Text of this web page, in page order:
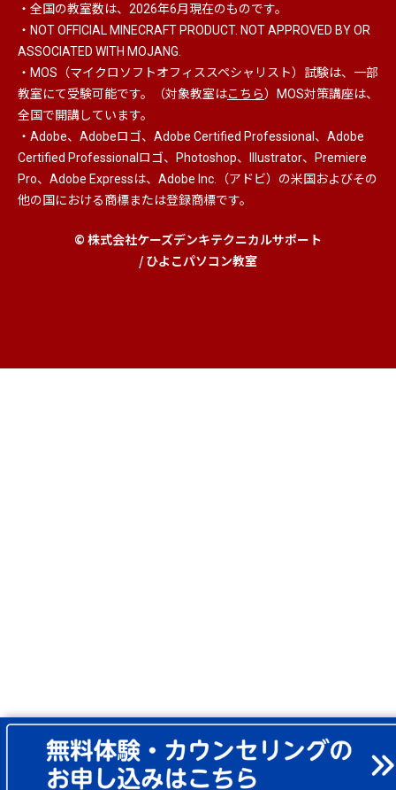
・全国の教室数は、2026年6月現在のものです。
・NOT OFFICIAL MINECRAFT PRODUCT. NOT APPROVED BY OR
ASSOCIATED WITH MOJANG.
・MOS（マイクロソフトオフィススペシャリスト） 試験は、一部
教室にて受験可能です。（対象教室はこちら）MOS対策講座は、
全国で開講しています。
・Adobe、Adobeロゴ、Adobe Certified Professional、Adobe
Certified Professionalロゴ、Photoshop、Illustrator、Premiere
Pro、Adobe Expressは、Adobe Inc.（アドビ）の米国およびその
他の国における商標または登録商標です。
© 株式会社ケーズデンキテクニカルサポート
/ ひよこパソコン教室